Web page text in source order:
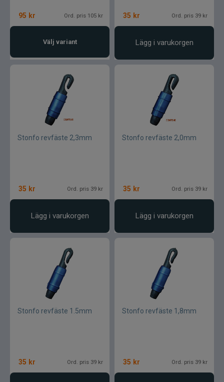
Jarvis Marine
Kanalgratis
Kero
LureLock
95 kr Ord. pris 105 kr
Välj variant
35 kr Ord. pris 39 kr
Lägg i varukorgen
Stonfo revfäste 2,3mm
35 kr Ord. pris 39 kr
Lägg i varukorgen
Stonfo revfäste 2,0mm
35 kr Ord. pris 39 kr
Lägg i varukorgen
Stonfo revfäste 1.5mm
35 kr Ord. pris 39 kr
Stonfo revfäste 1,8mm
35 kr Ord. pris 39 kr